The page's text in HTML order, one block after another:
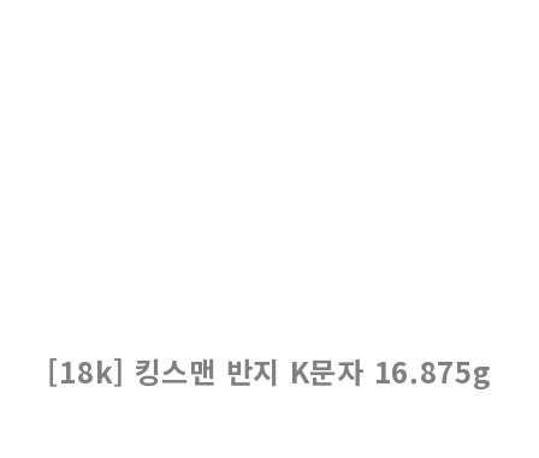
[18k] 킹스맨 반지 K문자 16.875g